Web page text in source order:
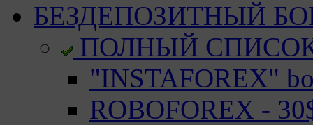
БЕЗДЕПОЗИТНЫЙ
ПОЛНЫЙ
"INSTAFOREX"
ROBOFOREX -